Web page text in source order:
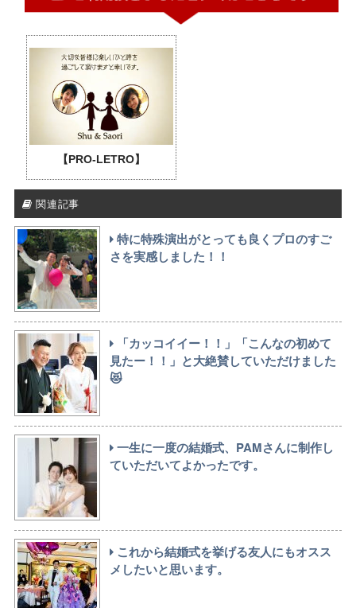
【PRO-LETRO】
関連記事
特に特殊演出がとっても良くプロのすご
さを実感しました！！
「カッコイイー！！」「こんなの初めて
見たー！！」と大絶賛していただけました
😻
一生に一度の結婚式、PAMさんに制作し
ていただいてよかったです。
これから結婚式を挙げる友人にもオスス
メしたいと思います。